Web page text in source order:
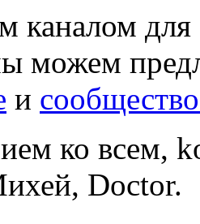
каналом
можем
и
ко всем,
Doctor.